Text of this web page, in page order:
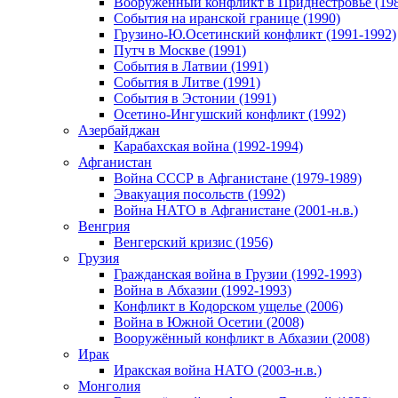
События на иранской границе (1990)
Грузино-Ю.Осетинский конфликт (1991-1992)
Путч в Москве (1991)
События в Латвии (1991)
События в Литве (1991)
События в Эстонии (1991)
Осетино-Ингушский конфликт (1992)
Азербайджан
Карабахская война (1992-1994)
Афганистан
Война СССР в Афганистане (1979-1989)
Эвакуация посольств (1992)
Война НАТО в Афганистане (2001-н.в.)
Венгрия
Венгерский кризис (1956)
Грузия
Гражданская война в Грузии (1992-1993)
Война в Абхазии (1992-1993)
Конфликт в Кодорском ущелье (2006)
Война в Южной Осетии (2008)
Вооружённый конфликт в Абхазии (2008)
Ирак
Иракская война НАТО (2003-н.в.)
Монголия